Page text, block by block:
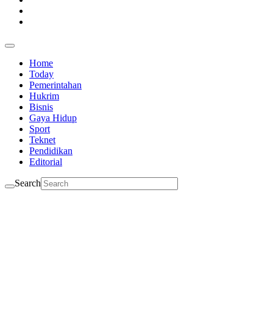
Home
Today
Pemerintahan
Hukrim
Bisnis
Gaya Hidup
Sport
Teknet
Pendidikan
Editorial
Search